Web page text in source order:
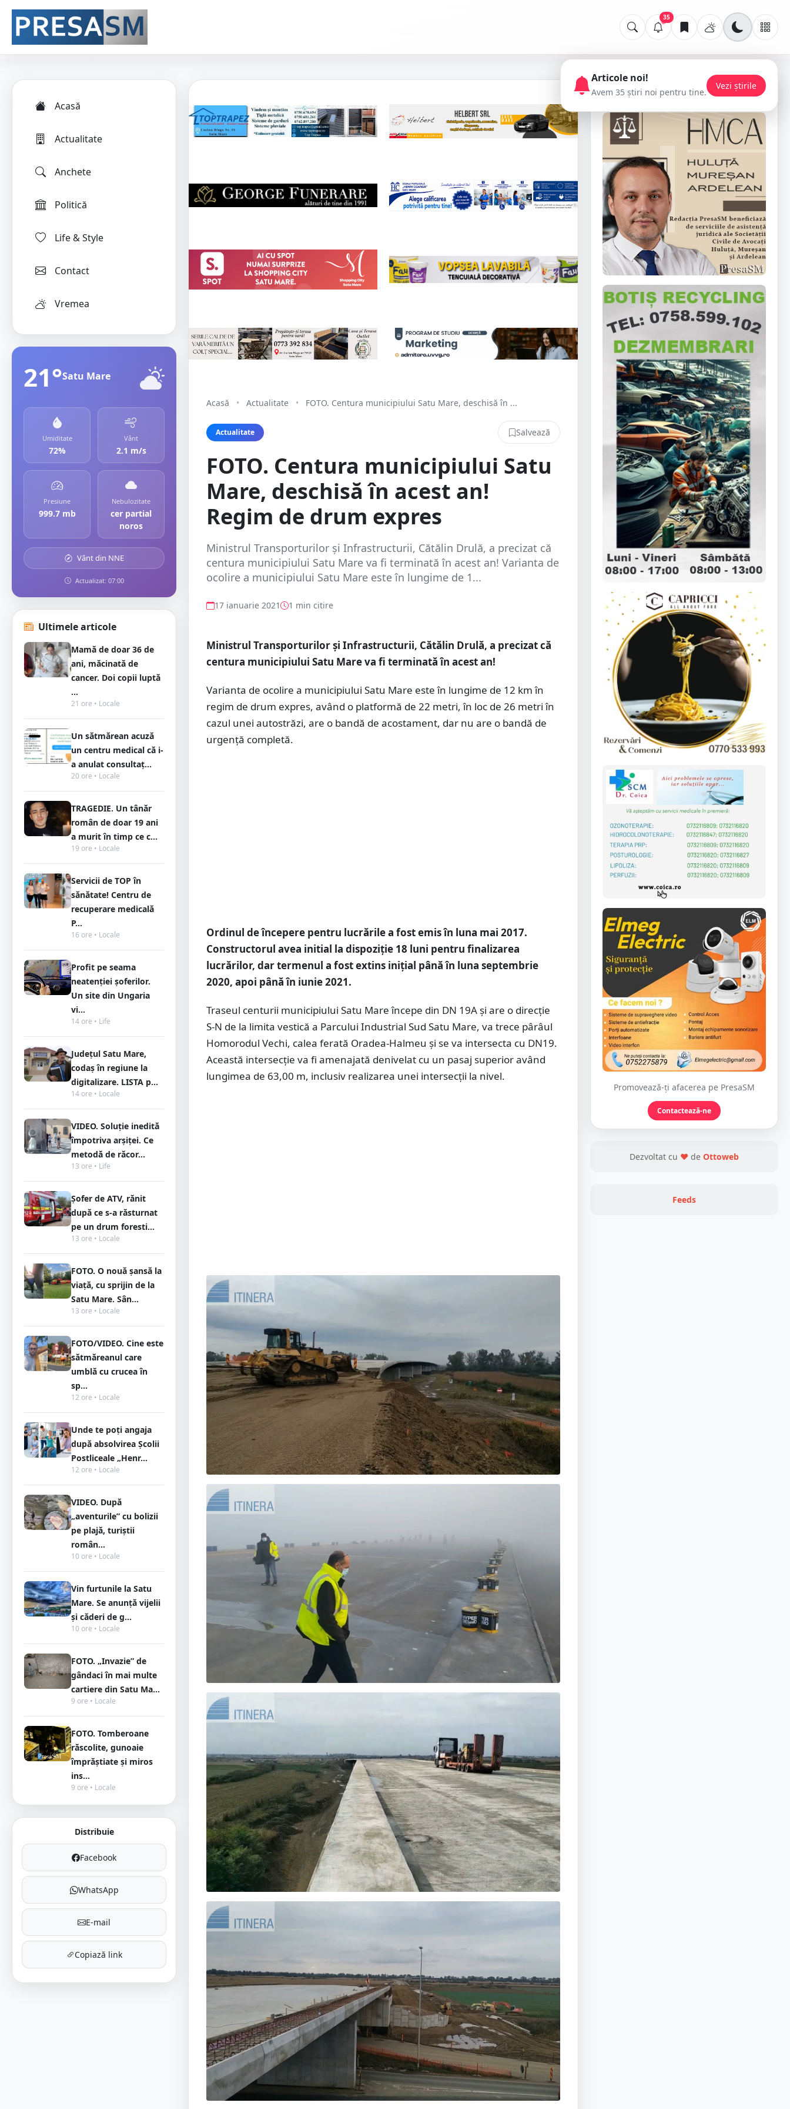
35
Acasă
Actualitate
Anchete
Politică
Life & Style
Contact
Vremea
21°Satu Mare
Umiditate
72%
Vânt
2.1 m/s
Presiune
999.7 mb
Nebulozitate
cer partial
noros
Vânt din NNE
Actualizat: 07:00
Ultimele articole
Mamă de doar 36 de
ani, măcinată de
cancer. Doi copii luptă
...
21 ore • Locale
Un sătmărean acuză
un centru medical că i-
a anulat consultaț...
20 ore • Locale
TRAGEDIE. Un tânăr
român de doar 19 ani
a murit în timp ce c...
19 ore • Locale
Servicii de TOP în
sănătate! Centru de
recuperare medicală
P...
16 ore • Locale
Profit pe seama
neatenției șoferilor.
Un site din Ungaria
vi...
14 ore • Life
Județul Satu Mare,
codaș în regiune la
digitalizare. LISTA p...
14 ore • Locale
VIDEO. Soluție inedită
împotriva arșiței. Ce
metodă de răcor...
13 ore • Life
Șofer de ATV, rănit
după ce s-a răsturnat
pe un drum foresti...
13 ore • Locale
FOTO. O nouă șansă la
viață, cu sprijin de la
Satu Mare. Sân...
13 ore • Locale
FOTO/VIDEO. Cine este
sătmăreanul care
umblă cu crucea în
sp...
12 ore • Locale
Unde te poți angaja
după absolvirea Școlii
Postliceale „Henr...
12 ore • Locale
VIDEO. După
„aventurile” cu bolizii
pe plajă, turiștii
român...
10 ore • Locale
Vin furtunile la Satu
Mare. Se anunță vijelii
și căderi de g...
10 ore • Locale
FOTO. „Invazie” de
gândaci în mai multe
cartiere din Satu Ma...
9 ore • Locale
FOTO. Tomberoane
răscolite, gunoaie
împrăștiate și miros
ins...
9 ore • Locale
Distribuie
Facebook
WhatsApp
E-mail
Copiază link
Acasă • Actualitate • FOTO. Centura municipiului Satu Mare, deschisă în ...
Actualitate Salvează
FOTO. Centura municipiului Satu
Mare, deschisă în acest an!
Regim de drum expres
Ministrul Transporturilor şi Infrastructurii, Cătălin Drulă, a precizat că
centura municipiului Satu Mare va fi terminată în acest an! Varianta de
ocolire a municipiului Satu Mare este în lungime de 1...
17 ianuarie 2021 1 min citire
Ministrul Transporturilor şi Infrastructurii, Cătălin Drulă, a precizat că
centura municipiului Satu Mare va fi terminată în acest an!
Varianta de ocolire a municipiului Satu Mare este în lungime de 12 km în
regim de drum expres, având o platformă de 22 metri, în loc de 26 metri în
cazul unei autostrăzi, are o bandă de acostament, dar nu are o bandă de
urgenţă completă.
Ordinul de începere pentru lucrările a fost emis în luna mai 2017.
Constructorul avea initial la dispoziție 18 luni pentru finalizarea
lucrărilor, dar termenul a fost extins inițial până în luna septembrie
2020, apoi până în iunie 2021.
Traseul centurii municipiului Satu Mare începe din DN 19A și are o direcție
S-N de la limita vestică a Parcului Industrial Sud Satu Mare, va trece pârâul
Homorodul Vechi, calea ferată Oradea-Halmeu și se va intersecta cu DN19.
Această intersecţie va fi amenajată denivelat cu un pasaj superior având
lungimea de 63,00 m, inclusiv realizarea unei intersecţii la nivel.
📢 Publicitate
Promovează-ți afacerea pe PresaSM
Contactează-ne
Dezvoltat cu ❤ de Ottoweb
Feeds
Articole noi!
Avem 35 știri noi pentru tine.
Vezi știrile